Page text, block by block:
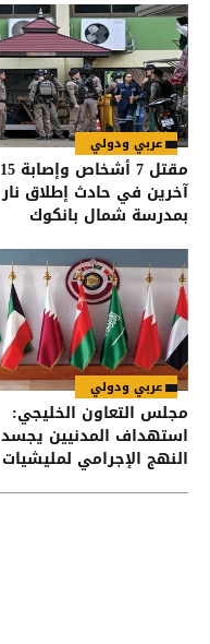
عربي ودولي
مقتل 7 أشخاص وإصابة 15
آخرين في حادث إطلاق نار
بمدرسة شمال بانكوك
عربي ودولي
مجلس التعاون الخليجي:
استهداف المدنيين يجسد
النهج الإجرامي لمليشيات